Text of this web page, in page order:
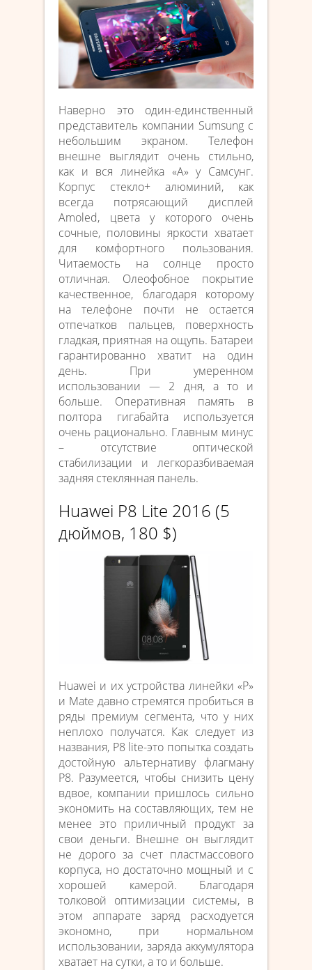
Наверно это один-единственный
представитель компании Sumsung с
небольшим экраном. Телефон
внешне выглядит очень стильно,
как и вся линейка «A» у Самсунг.
Корпус стекло+ алюминий, как
всегда потрясающий дисплей
Amoled, цвета у которого очень
сочные, половины яркости хватает
для комфортного пользования.
Читаемость на солнце просто
отличная. Олеофобное покрытие
качественное, благодаря которому
на телефоне почти не остается
отпечатков пальцев, поверхность
гладкая, приятная на ощупь. Батареи
гарантированно хватит на один
день. При умеренном
использовании — 2 дня, а то и
больше. Оперативная память в
полтора гигабайта используется
очень рационально. Главным минус
– отсутствие оптической
стабилизации и легкоразбиваемая
задняя стеклянная панель.
Huawei P8 Lite 2016 (5
дюймов, 180 $)
Huawei и их устройства линейки «P»
и Mate давно стремятся пробиться в
ряды премиум сегмента, что у них
неплохо получатся. Как следует из
названия, P8 lite-это попытка создать
достойную альтернативу флагману
P8. Разумеется, чтобы снизить цену
вдвое, компании пришлось сильно
экономить на составляющих, тем не
менее это приличный продукт за
свои деньги. Внешне он выглядит
не дорого за счет пластмассового
корпуса, но достаточно мощный и с
хорошей камерой. Благодаря
толковой оптимизации системы, в
этом аппарате заряд расходуется
экономно, при нормальном
использовании, заряда аккумулятора
хватает на сутки, а то и больше.